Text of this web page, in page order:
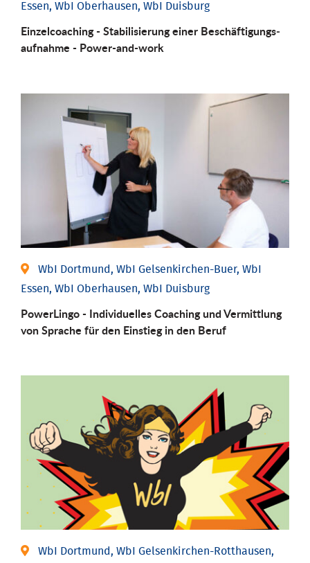
Essen, WbI Oberhausen, WbI Duisburg
Einzel­coaching - Stabili­sierung einer Be­schäftigungs­
aufnahme - Power-and-work
WbI Dortmund, WbI Gelsenkirchen-Buer, WbI
Essen, WbI Oberhausen, WbI Duisburg
PowerLingo - Individuelles Coaching und Vermittlung
von Sprache für den Einstieg in den Beruf
WbI Dortmund, WbI Gelsenkirchen-Rotthausen,